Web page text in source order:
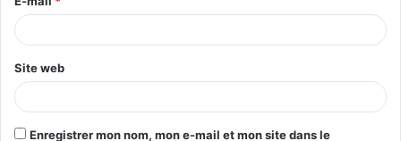
e
*
Site web
Enregistrer mon nom, mon e-mail et mon site dans le